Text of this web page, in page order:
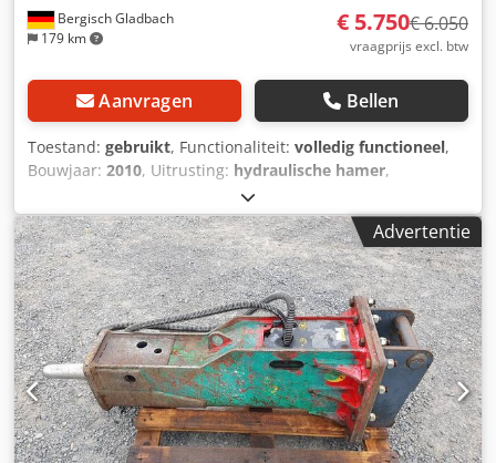
Bergisch Gladbach
179 km
€ 5.750€ 6.050
vraagprijs excl. btw
Aanvragen Bellen
Toestand: gebruikt, Functionaliteit: volledig functioneel,
Bouwjaar: 2010, Uitrusting: hydraulische hamer,
Montabert oliehamer type SC 50 voor dragers
(graafmachines) van 8 - 14 ton met hydrauliekslangen en 1
beitel. Vraagprijs: € 3.800,00 Twee-schalengrijper: Type:
KZS1450.5S, draagvermogen 4 ton. Dodpjx Ur Hfjfx Abyjwa
Fabrieksnummer: A3103, gewicht: 585 kg. Schalenbreedte:
50 cm met afschroefbare tanden, hydraulisch draaibaar.
Voor dragers (graafmachines) van 8 - 14 ton. Vraagprijs: €
2.250,00
Advertentie